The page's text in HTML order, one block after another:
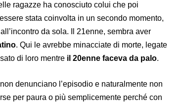
ragazze ha conosciuto colui che poi
stata coinvolta in un secondo momento,
da sola. Il 21enne, sembra aver
. Qui le avrebbe minacciate di morte, legate
di loro mentre il 20enne faceva da palo.
denunciano l’episodio e naturalmente non
per paura o più semplicemente perché con